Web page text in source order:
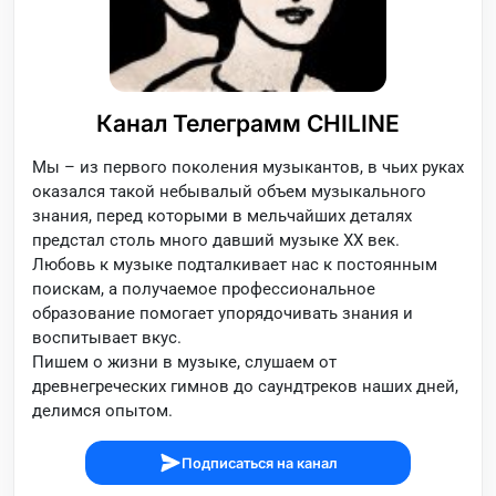
Канал Телеграмм CHILINE
Мы – из первого поколения музыкантов, в чьих руках
оказался такой небывалый объем музыкального
знания, перед которыми в мельчайших деталях
предстал столь много давший музыке XX век.
Любовь к музыке подталкивает нас к постоянным
поискам, а получаемое профессиональное
образование помогает упорядочивать знания и
воспитывает вкус.
Пишем о жизни в музыке, слушаем от
древнегреческих гимнов до саундтреков наших дней,
делимся опытом.
Подписаться на канал